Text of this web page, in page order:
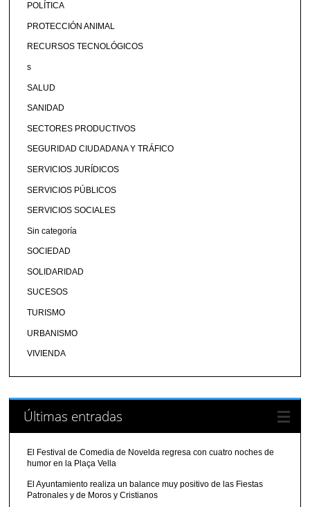
POLÍTICA
PROTECCIÓN ANIMAL
RECURSOS TECNOLÓGICOS
s
SALUD
SANIDAD
SECTORES PRODUCTIVOS
SEGURIDAD CIUDADANA Y TRÁFICO
SERVICIOS JURÍDICOS
SERVICIOS PÚBLICOS
SERVICIOS SOCIALES
Sin categoría
SOCIEDAD
SOLIDARIDAD
SUCESOS
TURISMO
URBANISMO
VIVIENDA
Últimas entradas
El Festival de Comedia de Novelda regresa con cuatro noches de
humor en la Plaça Vella
El Ayuntamiento realiza un balance muy positivo de las Fiestas
Patronales y de Moros y Cristianos